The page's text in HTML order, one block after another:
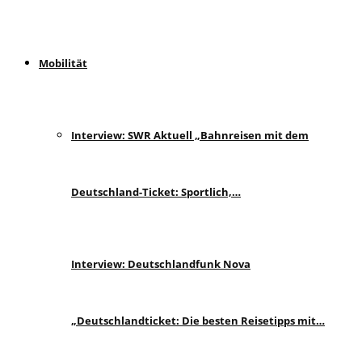
Mobilität
Interview: SWR Aktuell „Bahnreisen mit dem
Deutschland-Ticket: Sportlich,…
Interview: Deutschlandfunk Nova
„Deutschlandticket: Die besten Reisetipps mit…